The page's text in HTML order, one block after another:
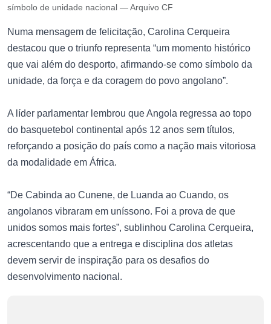
símbolo de unidade nacional — Arquivo CF
Numa mensagem de felicitação, Carolina Cerqueira
destacou que o triunfo representa “um momento histórico
que vai além do desporto, afirmando-se como símbolo da
unidade, da força e da coragem do povo angolano”.
A líder parlamentar lembrou que Angola regressa ao topo
do basquetebol continental após 12 anos sem títulos,
reforçando a posição do país como a nação mais vitoriosa
da modalidade em África.
“De Cabinda ao Cunene, de Luanda ao Cuando, os
angolanos vibraram em uníssono. Foi a prova de que
unidos somos mais fortes”, sublinhou Carolina Cerqueira,
acrescentando que a entrega e disciplina dos atletas
devem servir de inspiração para os desafios do
desenvolvimento nacional.